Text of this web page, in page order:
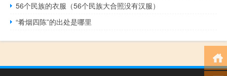
56个民族的衣服（56个民族大合照没有汉服）
“肴烟四陈”的出处是哪里